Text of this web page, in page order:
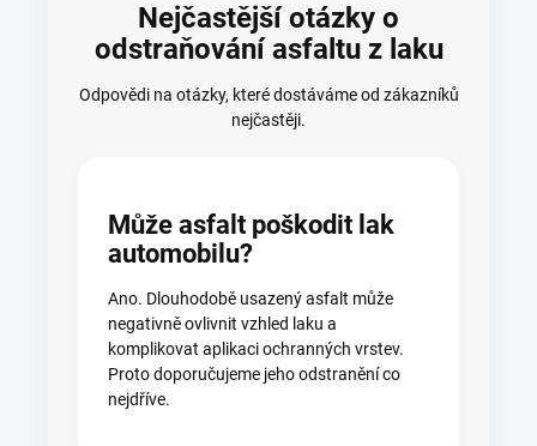
Nejčastější otázky o
odstraňování asfaltu z laku
Odpovědi na otázky, které dostáváme od zákazníků
nejčastěji.
Může asfalt poškodit lak
automobilu?
Ano. Dlouhodobě usazený asfalt může
negativně ovlivnit vzhled laku a
komplikovat aplikaci ochranných vrstev.
Proto doporučujeme jeho odstranění co
nejdříve.